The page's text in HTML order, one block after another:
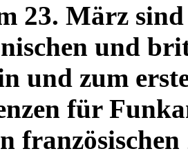
23. März sind
und
und zum
für